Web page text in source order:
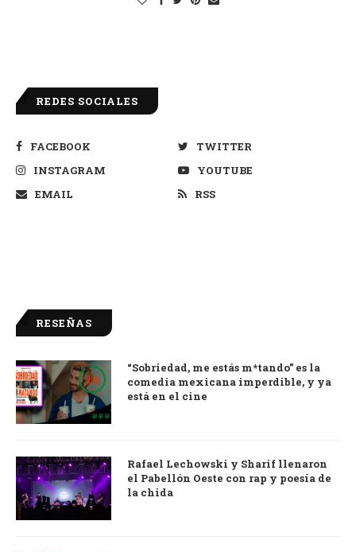
REDES SOCIALES
FACEBOOK
TWITTER
INSTAGRAM
YOUTUBE
EMAIL
RSS
RESEÑAS
9.0
“Sobriedad, me estás m*tando” es la
comedia mexicana imperdible, y ya
está en el cine
Rafael Lechowski y Sharif llenaron
el Pabellón Oeste con rap y poesía de
la chida